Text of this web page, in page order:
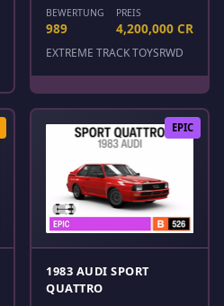
BEWERTUNG
989
PREIS
4,200,000 CR
EXTREME TRACK TOYSRWD
EPIC
1983 AUDI SPORT
QUATTRO